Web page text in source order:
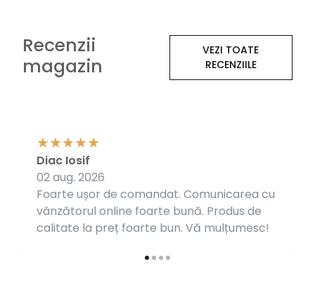
Recenzii
magazin
VEZI TOATE
RECENZIILE
Foarte ușor de comandat. Comunicarea cu
vânzătorul online foarte bună. Produs de
calitate la preț foarte bun. Vă mulțumesc!
Diac Iosif
02 aug. 2026